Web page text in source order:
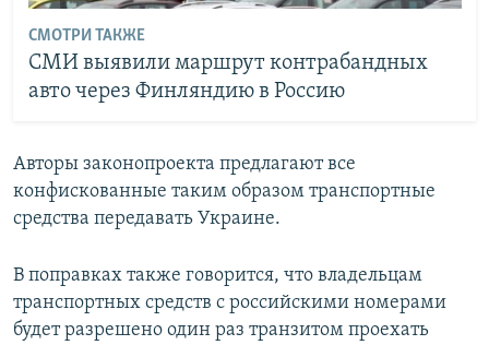
СМОТРИ ТАКЖЕ
СМИ выявили маршрут контрабандных
авто через Финляндию в Россию
Авторы законопроекта предлагают все
конфискованные таким образом транспортные
средства передавать Украине.
В поправках также говорится, что владельцам
транспортных средств с российскими номерами
будет разрешено один раз транзитом проехать